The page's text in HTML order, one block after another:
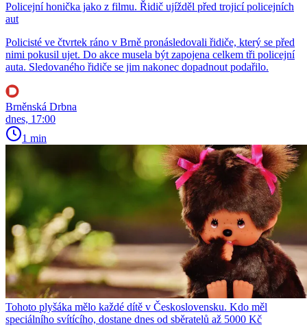
Policejní honička jako z filmu. Řidič ujížděl před trojicí policejních
aut
Policisté ve čtvrtek ráno v Brně pronásledovali řidiče, který se před
nimi pokusil ujet. Do akce musela být zapojena celkem tři policejní
auta. Sledovaného řidiče se jim nakonec dopadnout podařilo.
Brněnská Drbna
dnes, 17:00
1 min
Tohoto plyšáka mělo každé dítě v Československu. Kdo měl
speciálního svítícího, dostane dnes od sběratelů až 5000 Kč